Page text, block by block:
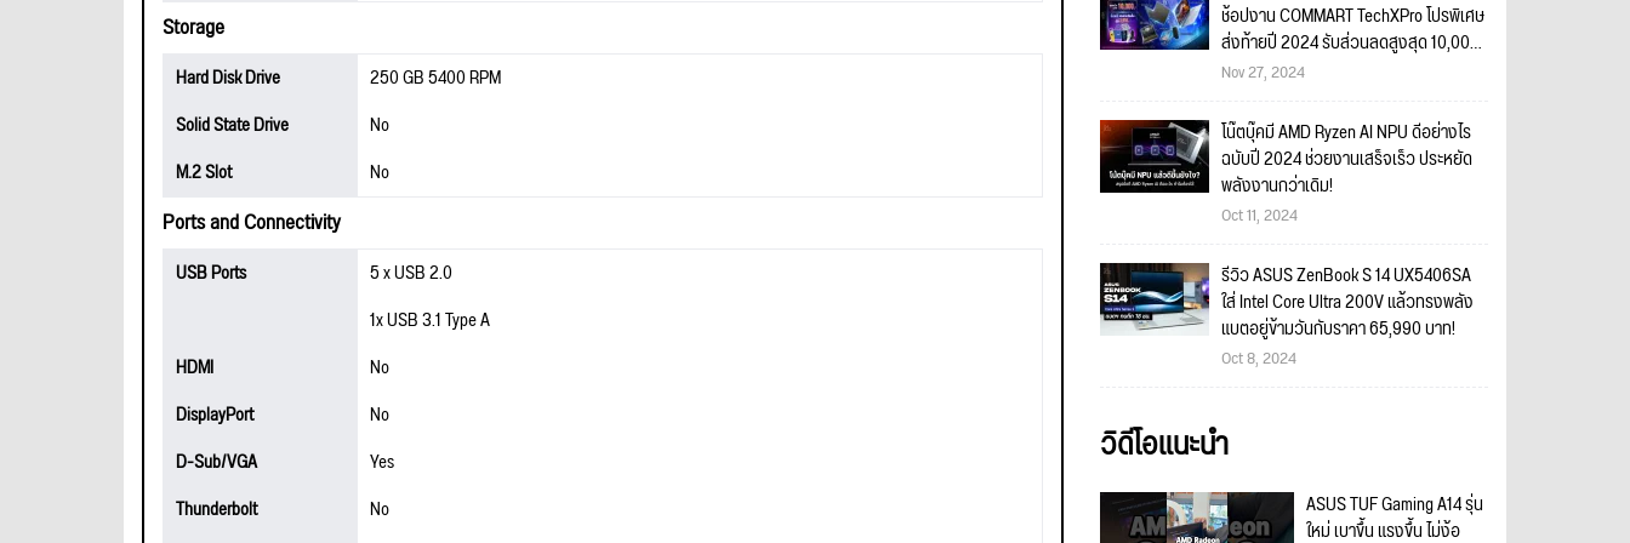
Storage
Hard Disk Drive
250 GB 5400 RPM
Solid State Drive
No
M.2 Slot
No
Ports and Connectivity
USB Ports
5 x USB 2.0
1x USB 3.1 Type A
HDMI
No
DisplayPort
No
D-Sub/VGA
Yes
Thunderbolt
No
ช้อปงาน COMMART TechXPro โปรพิเศษ
ส่งท้ายปี 2024 รับส่วนลดสูงสุด 10,000
บาท พร้อมของแถมจัดเต็ม!
Nov 27, 2024
โน๊ตบุ๊คมี AMD Ryzen AI NPU ดีอย่างไร
ฉบับปี 2024 ช่วยงานเสร็จเร็ว ประหยัด
พลังงานกว่าเดิม!
Oct 11, 2024
รีวิว ASUS ZenBook S 14 UX5406SA
ใส่ Intel Core Ultra 200V แล้วทรงพลัง
แบตอยู่ข้ามวันกับราคา 65,990 บาท!
Oct 8, 2024
วิดีโอแนะนำ
ASUS TUF Gaming A14 รุ่น
ใหม่ เบาขึ้น แรงขึ้น ไม่ง้อ